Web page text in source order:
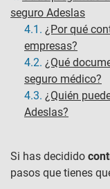
seguro Adeslas
4.1. ¿Por qué
empresas?
4.2. ¿Qué
seguro médico?
4.3. ¿Quién
Adeslas?
Si has decidido
pasos que tienes